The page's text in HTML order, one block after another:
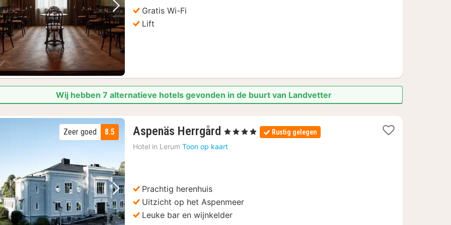
Vorige foto Volgende foto
Gratis Wi-Fi
Lift
Wij hebben 7 alternatieve hotels gevonden in de buurt van Landvetter
Vorige foto Volgende foto
8.5
Zeer goed Aspenäs Herrgård 1
nacht
vanaf
, 4 Sterren Rustig gelegen
Hotel in Lerum Toon op kaart
Prachtig herenhuis
Uitzicht op het Aspenmeer
Leuke bar en wijnkelder